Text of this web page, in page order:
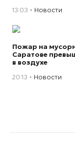
13:03 Новости
Пожар на
Саратове
в воздухе
20:13 Новости